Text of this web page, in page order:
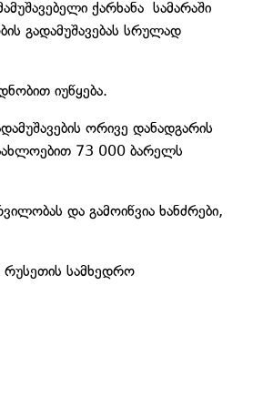
ქარხანა სამარაში
გადამუშავებას სრულად
იუწყება.
ორივე დანადგარის
73 000 ბარელს
და გამოიწვია ხანძრები,
რუსეთის სამხედრო